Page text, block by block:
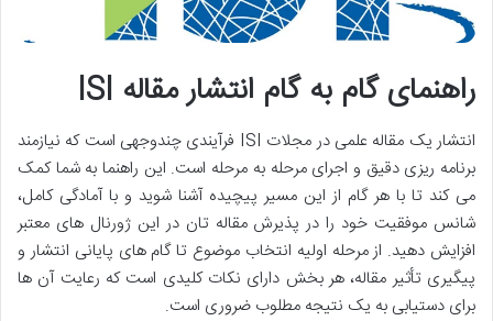
راهنمای گام به گام انتشار مقاله ISI
انتشار یک مقاله علمی در مجلات ISI فرآیندی چندوجهی است که نیازمند
برنامه ریزی دقیق و اجرای مرحله به مرحله است. این راهنما به شما کمک
می کند تا با هر گام از این مسیر پیچیده آشنا شوید و با آمادگی کامل،
شانس موفقیت خود را در پذیرش مقاله تان در این ژورنال های معتبر
افزایش دهید. از مرحله اولیه انتخاب موضوع تا گام های پایانی انتشار و
پیگیری تأثیر مقاله، هر بخش دارای نکات کلیدی است که رعایت آن ها
برای دستیابی به یک نتیجه مطلوب ضروری است.